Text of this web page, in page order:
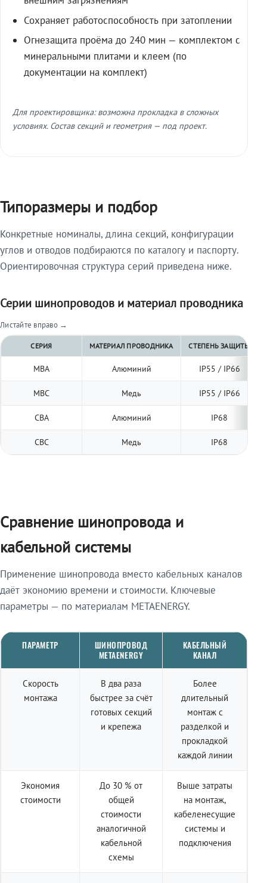
Сохраняет работоспособность при затоплении
Огнезащита проёма до 240 мин — комплектом с
минеральными плитами и клеем (по
документации на комплект)
Для проектировщика: возможна прокладка в сложных
условиях. Состав секций и геометрия — под проект.
Типоразмеры и подбор
Конкретные номиналы, длина секций, конфигурации
углов и отводов подбираются по каталогу и паспорту.
Ориентировочная структура серий приведена ниже.
Серии шинопроводов и материал проводника
Листайте вправо →
СЕРИЯ МАТЕРИАЛ ПРОВОДНИКА СТЕПЕНЬ ЗАЩИТЫ
МВА Алюминий IP55 / IP66
МВС Медь IP55 / IP66
СВА Алюминий IP68
СВС Медь IP68
Сравнение шинопровода и
кабельной системы
Применение шинопровода вместо кабельных каналов
даёт экономию времени и стоимости. Ключевые
параметры — по материалам METAENERGY.
ПАРАМЕТР
ШИНОПРОВОД
METAENERGY
КАБЕЛЬНЫЙ
КАНАЛ
Скорость
монтажа
В два раза
быстрее за счёт
готовых секций
и крепежа
Более
длительный
монтаж с
разделкой и
прокладкой
каждой линии
Экономия
стоимости
До 30 % от
общей
стоимости
аналогичной
кабельной
схемы
Выше затраты
на монтаж,
кабеленесущие
системы и
подключения